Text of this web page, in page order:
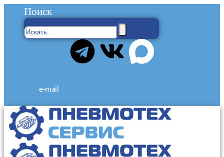
Поиск
e-mail